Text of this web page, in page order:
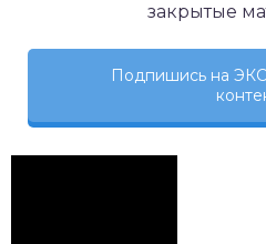
закрытые
Подпишись на